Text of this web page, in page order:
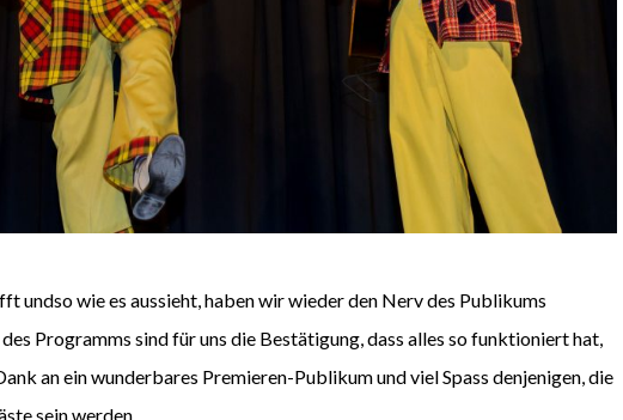
undso wie es aussieht, haben wir wieder den Nerv des Publikums
Programms sind für uns die Bestätigung, dass alles so funktioniert hat,
an ein wunderbares Premieren-Publikum und viel Spass denjenigen, die
sein werden.